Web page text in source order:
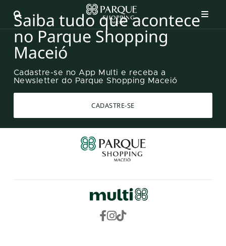
Saiba tudo que acontece
no Parque Shopping
Maceió
Cadastre-se no App Multi e receba a
Newsletter do Parque Shopping Maceió
CADASTRE-SE